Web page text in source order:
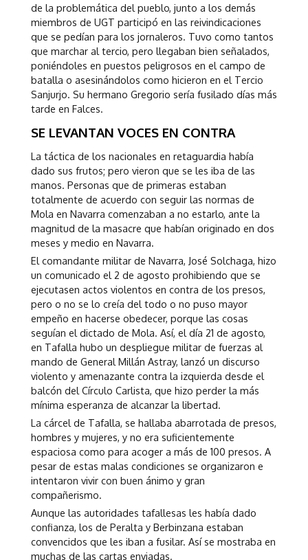
de la problemática del pueblo, junto a los demás
miembros de UGT participó en las reivindicaciones
que se pedían para los jornaleros. Tuvo como tantos
que marchar al tercio, pero llegaban bien señalados,
poniéndoles en puestos peligrosos en el campo de
batalla o asesinándolos como hicieron en el Tercio
Sanjurjo. Su hermano Gregorio sería fusilado días más
tarde en Falces.
SE LEVANTAN VOCES EN CONTRA
La táctica de los nacionales en retaguardia había
dado sus frutos; pero vieron que se les iba de las
manos. Personas que de primeras estaban
totalmente de acuerdo con seguir las normas de
Mola en Navarra comenzaban a no estarlo, ante la
magnitud de la masacre que habían originado en dos
meses y medio en Navarra.
El comandante militar de Navarra, José Solchaga, hizo
un comunicado el 2 de agosto prohibiendo que se
ejecutasen actos violentos en contra de los presos,
pero o no se lo creía del todo o no puso mayor
empeño en hacerse obedecer, porque las cosas
seguían el dictado de Mola. Así, el día 21 de agosto,
en Tafalla hubo un despliegue militar de fuerzas al
mando de General Millán Astray, lanzó un discurso
violento y amenazante contra la izquierda desde el
balcón del Círculo Carlista, que hizo perder la más
mínima esperanza de alcanzar la libertad.
La cárcel de Tafalla, se hallaba abarrotada de presos,
hombres y mujeres, y no era suficientemente
espaciosa como para acoger a más de 100 presos. A
pesar de estas malas condiciones se organizaron e
intentaron vivir con buen ánimo y gran
compañerismo.
Aunque las autoridades tafallesas les había dado
confianza, los de Peralta y Berbinzana estaban
convencidos que les iban a fusilar. Así se mostraba en
muchas de las cartas enviadas.